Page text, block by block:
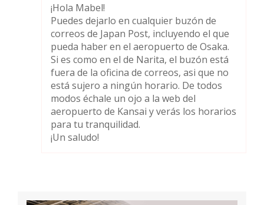
¡Hola Mabel!
Puedes dejarlo en cualquier buzón de
correos de Japan Post, incluyendo el que
pueda haber en el aeropuerto de Osaka.
Si es como en el de Narita, el buzón está
fuera de la oficina de correos, asi que no
está sujero a ningún horario. De todos
modos échale un ojo a la web del
aeropuerto de Kansai y verás los horarios
para tu tranquilidad.
¡Un saludo!